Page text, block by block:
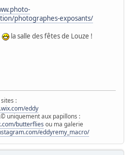
photographes-exposants/
la salle des fêtes de Louze !
:
eddy
uniquement aux papillons :
butterflies ou ma galerie
eddyremy_macro/